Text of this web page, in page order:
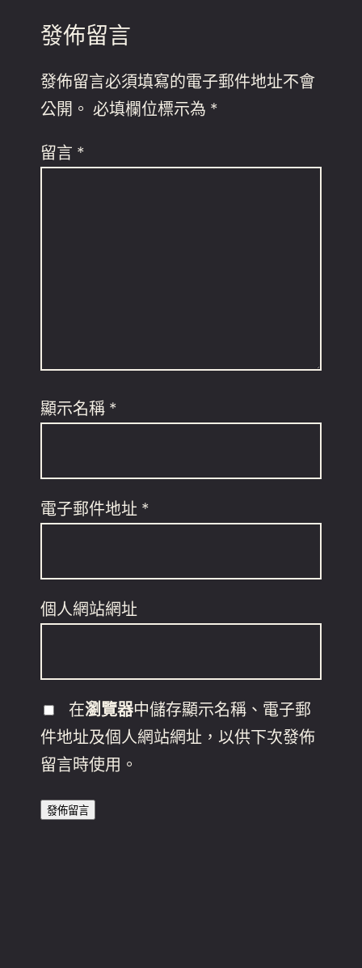
發佈留言
發佈留言必須填寫的電子郵件地址不會
公開。 必填欄位標示為 *
留言 *
顯示名稱 *
電子郵件地址 *
個人網站網址
在瀏覽器中儲存顯示名稱、電子郵
件地址及個人網站網址，以供下次發佈
留言時使用。